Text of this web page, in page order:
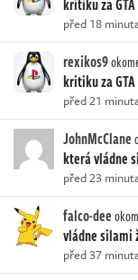
před 18
rexikos9
kritiku za
před 21
JohnMcClane
která vládne
před 23
falco-dee
vládne silami
před 37